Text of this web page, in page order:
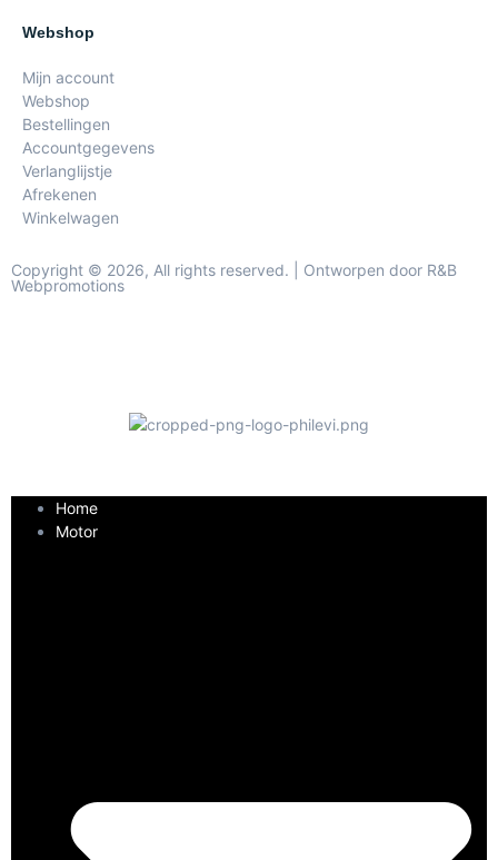
Webshop
Mijn account
Webshop
Bestellingen
Accountgegevens
Verlanglijstje
Afrekenen
Winkelwagen
Copyright © 2026, All rights reserved. | Ontworpen door R&B
Webpromotions
Home
Motor